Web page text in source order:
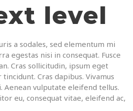
level
a sodales, sed elementum mi
egestas nisi in consequat. Fusce
Cras sollicitudin, ipsum eget
Cras dapibus. Vivamus
Aenean vulputate eleifend tellus.
eu, consequat vitae, eleifend ac,